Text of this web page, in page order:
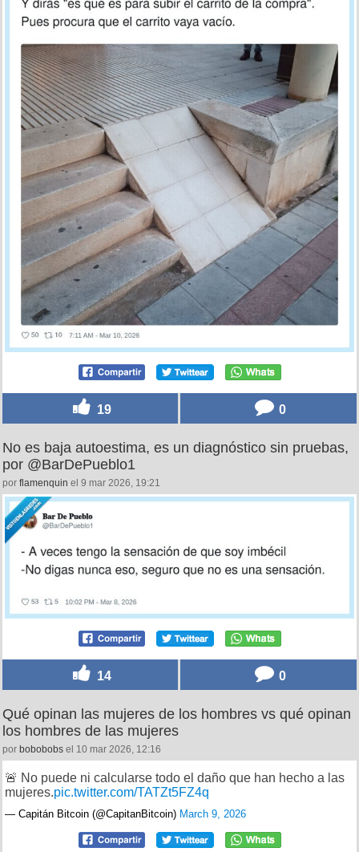
19 0
No es baja autoestima, es un diagnóstico sin pruebas,
por @BarDePueblo1
por flamenquin el 9 mar 2026, 19:21
14 0
Qué opinan las mujeres de los hombres vs qué opinan
los hombres de las mujeres
por bobobobs el 10 mar 2026, 12:16
🚨 No puede ni calcularse todo el daño que han hecho a las
mujeres.pic.twitter.com/TATZt5FZ4q
— Capitán Bitcoin (@CapitanBitcoin) March 9, 2026